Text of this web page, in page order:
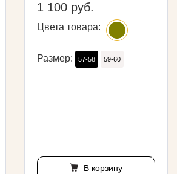
1 100 руб.
Цвета товара:
Размер: 57-58 59-60
В корзину